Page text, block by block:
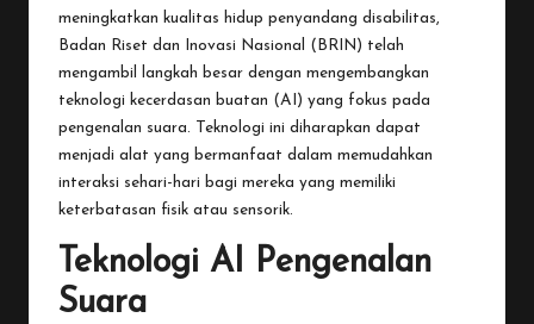
meningkatkan kualitas hidup penyandang disabilitas,
Badan Riset dan Inovasi Nasional (BRIN) telah
mengambil langkah besar dengan mengembangkan
teknologi kecerdasan buatan (AI) yang fokus pada
pengenalan suara. Teknologi ini diharapkan dapat
menjadi alat yang bermanfaat dalam memudahkan
interaksi sehari-hari bagi mereka yang memiliki
keterbatasan fisik atau sensorik.
Teknologi AI Pengenalan
Suara